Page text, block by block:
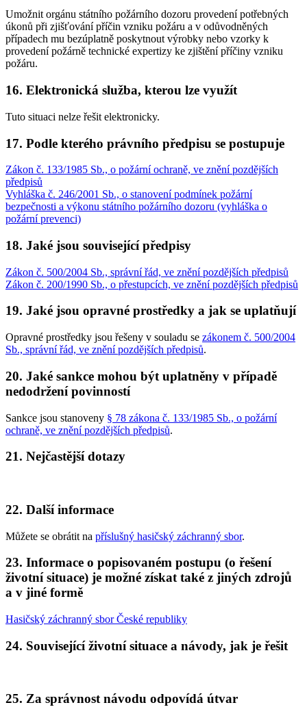
Umožnit orgánu státního požárního dozoru provedení potřebných
úkonů při zjišťování příčin vzniku požáru a v odůvodněných
případech mu bezúplatně poskytnout výrobky nebo vzorky k
provedení požárně technické expertizy ke zjištění příčiny vzniku
požáru.
16. Elektronická služba, kterou lze využít
Tuto situaci nelze řešit elektronicky.
17. Podle kterého právního předpisu se postupuje
Zákon č. 133/1985 Sb., o požární ochraně, ve znění pozdějších
předpisů
Vyhláška č. 246/2001 Sb., o stanovení podmínek požární
bezpečnosti a výkonu státního požárního dozoru (vyhláška o
požární prevenci)
18. Jaké jsou související předpisy
Zákon č. 500/2004 Sb., správní řád, ve znění pozdějších předpisů
Zákon č. 200/1990 Sb., o přestupcích, ve znění pozdějších předpisů
19. Jaké jsou opravné prostředky a jak se uplatňují
Opravné prostředky jsou řešeny v souladu se zákonem č. 500/2004
Sb., správní řád, ve znění pozdějších předpisů.
20. Jaké sankce mohou být uplatněny v případě
nedodržení povinností
Sankce jsou stanoveny § 78 zákona č. 133/1985 Sb., o požární
ochraně, ve znění pozdějších předpisů.
21. Nejčastější dotazy
22. Další informace
Můžete se obrátit na příslušný hasičský záchranný sbor.
23. Informace o popisovaném postupu (o řešení
životní situace) je možné získat také z jiných zdrojů
a v jiné formě
Hasičský záchranný sbor České republiky
24. Související životní situace a návody, jak je řešit
25. Za správnost návodu odpovídá útvar